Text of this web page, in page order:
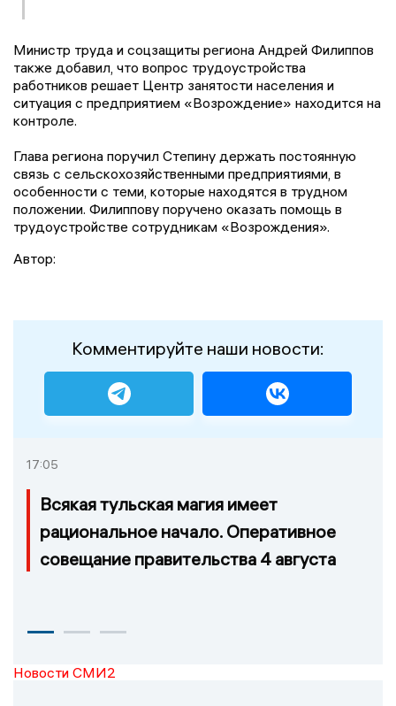
Министр труда и соцзащиты региона Андрей Филиппов
также добавил, что вопрос трудоустройства
работников решает Центр занятости населения и
ситуация с предприятием «Возрождение» находится на
контроле.
Глава региона поручил Степину держать постоянную
связь с сельскохозяйственными предприятиями, в
особенности с теми, которые находятся в трудном
положении. Филиппову поручено оказать помощь в
трудоустройстве сотрудникам «Возрождения».
Автор:
Комментируйте наши новости:
17:05
Всякая тульская магия имеет
рациональное начало. Оперативное
совещание правительства 4 августа
Новости СМИ2